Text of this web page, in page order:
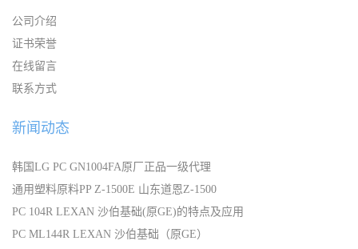
公司介绍
证书荣誉
在线留言
联系方式
新闻动态
韩国LG PC GN1004FA原厂正品一级代理
通用塑料原料PP Z-1500E 山东道恩Z-1500
PC 104R LEXAN 沙伯基础(原GE)的特点及应用
PC ML144R LEXAN 沙伯基础（原GE）